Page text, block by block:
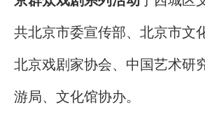
共北京市委宣传部、北京市文
北京戏剧家协会、中国艺术研
游局、文化馆协办。